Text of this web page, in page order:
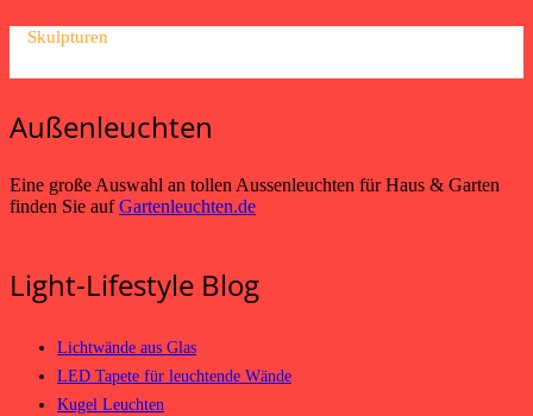
Skulpturen
Außenleuchten
Eine große Auswahl an tollen Aussenleuchten für Haus & Garten
finden Sie aufGartenleuchten.de
Light-Lifestyle Blog
Lichtwände aus Glas
LED Tapete für leuchtende Wände
Kugel Leuchten